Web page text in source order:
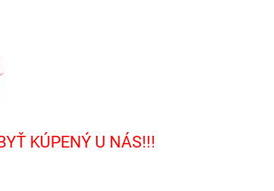
KÚPENÝ U NÁS!!!